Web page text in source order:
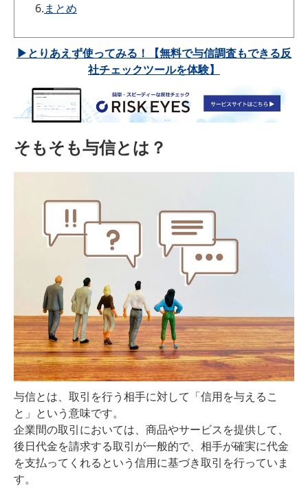
6.まとめ
▶とりあえず使ってみる！【無料で与信調査もできる反
社チェックツールを体験】
そもそも与信とは？
与信とは、取引を行う相手に対して「信用を与えるこ
と」という意味です。
企業間の取引においては、商品やサービスを提供して、
後日代金を請求する取引が一般的で、相手が確実に代金
を支払ってくれるという信用に基づき取引を行っていま
す。